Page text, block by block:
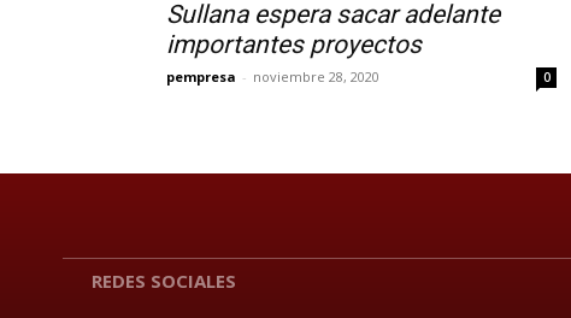
Sullana espera sacar adelante
importantes proyectos
pempresa - noviembre 28, 2020 0
REDES SOCIALES